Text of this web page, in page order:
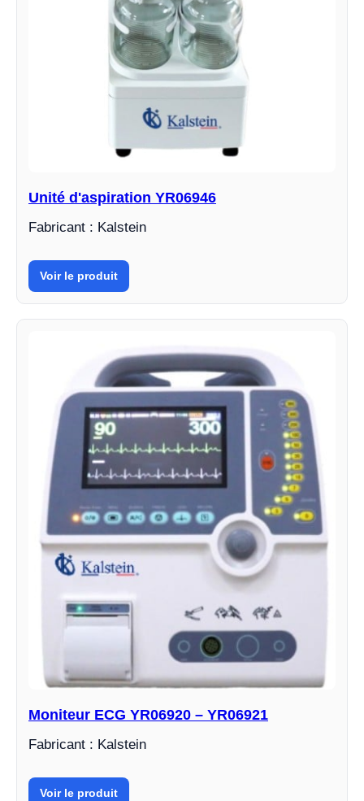
Unité d'aspiration YR06946
Fabricant : Kalstein
Voir le produit
Moniteur ECG YR06920 – YR06921
Fabricant : Kalstein
Voir le produit